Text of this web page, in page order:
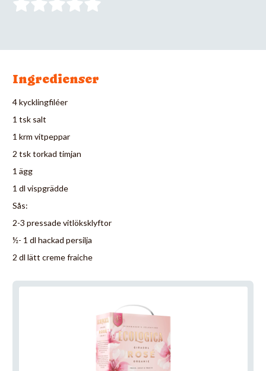
Ingredienser
4 kycklingfiléer
1 tsk salt
1 krm vitpeppar
2 tsk torkad timjan
1 ägg
1 dl vispgrädde
Sås:
2-3 pressade vitlöksklyftor
½- 1 dl hackad persilja
2 dl lätt creme fraiche